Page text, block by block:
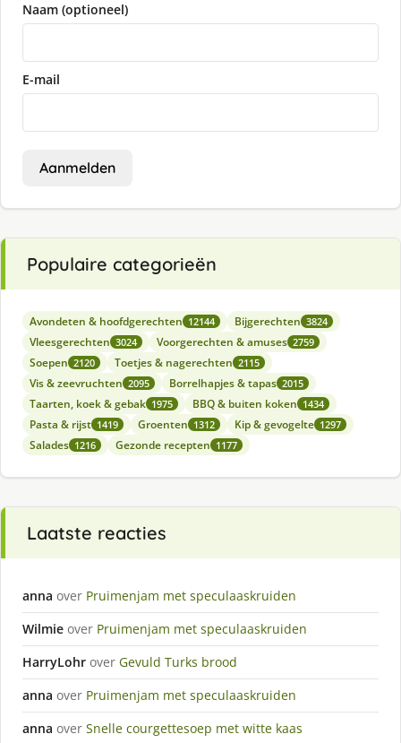
Naam (optioneel)
E-mail
Aanmelden
Populaire categorieën
Avondeten & hoofdgerechten 12144 Bijgerechten 3824
Vleesgerechten 3024 Voorgerechten & amuses 2759
Soepen 2120 Toetjes & nagerechten 2115
Vis & zeevruchten 2095 Borrelhapjes & tapas 2015
Taarten, koek & gebak 1975 BBQ & buiten koken 1434
Pasta & rijst 1419 Groenten 1312 Kip & gevogelte 1297
Salades 1216 Gezonde recepten 1177
Laatste reacties
anna over Pruimenjam met speculaaskruiden
Wilmie over Pruimenjam met speculaaskruiden
HarryLohr over Gevuld Turks brood
anna over Pruimenjam met speculaaskruiden
anna over Snelle courgettesoep met witte kaas